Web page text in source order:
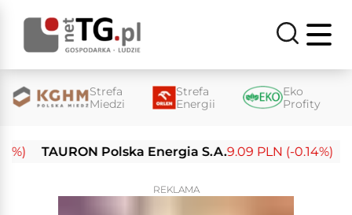
Strefa
Miedzi
Strefa
Energii
Eko
Profity
TAURON Polska Energia S.A. 9.09 PLN (-0.14%)
REKLAMA